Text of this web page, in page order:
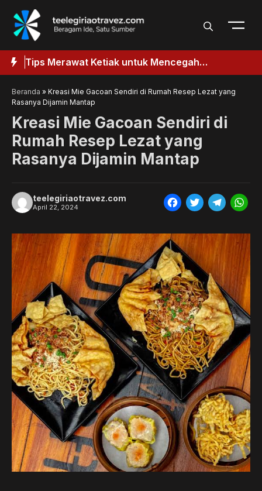
Langsung
Tips Merawat Ketiak untuk Mencegah
Penggelapan
Beranda » Kreasi Mie Gacoan Sendiri di Rumah Resep Lezat yang
Rasanya Dijamin Mantap
Kreasi Mie Gacoan Sendiri di
Rumah Resep Lezat yang
Rasanya Dijamin Mantap
teelegiriaotravez.com
April 22, 2024
F
c
e
b
o
o
k
T
i
t
t
e
r
T
e
g
r
a
m
W
a
s
A
p
p